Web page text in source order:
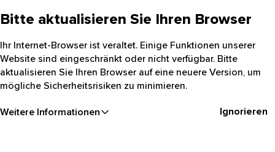
Bitte aktualisieren Sie Ihren Browser
Ihr Internet-Browser ist veraltet. Einige Funktionen unserer
Website sind eingeschränkt oder nicht verfügbar. Bitte
aktualisieren Sie Ihren Browser auf eine neuere Version, um
mögliche Sicherheitsrisiken zu minimieren.
Weitere Informationen Ignorieren